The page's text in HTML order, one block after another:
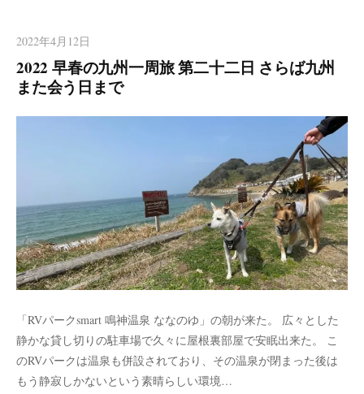
ッ
2022年4月12日
2022 早春の九州一周旅 第二十二日 さらば九州
また会う日まで
「RVパークsmart 鳴神温泉 ななのゆ」の朝が来た。 広々とした
静かな貸し切りの駐車場で久々に屋根裏部屋で安眠出来た。 こ
のRVパークは温泉も併設されており、その温泉が閉まった後は
もう静寂しかないという素晴らしい環境…